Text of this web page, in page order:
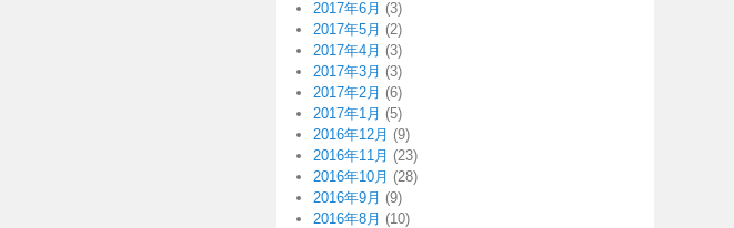
2017年6月 (3)
2017年5月 (2)
2017年4月 (3)
2017年3月 (3)
2017年2月 (6)
2017年1月 (5)
2016年12月 (9)
2016年11月 (23)
2016年10月 (28)
2016年9月 (9)
2016年8月 (10)